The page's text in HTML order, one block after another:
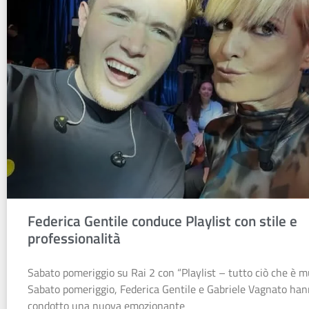
Federica Gentile conduce Playlist con stile e
professionalità
Sabato pomeriggio su Rai 2 con “Playlist – tutto ciò che è
Sabato pomeriggio, Federica Gentile e Gabriele Vagnato
condotto una nuova emozionante